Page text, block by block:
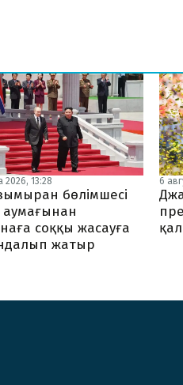
2026, 13:28
бөлімшесі
аумағынан
соққы жасауға
жатыр
6